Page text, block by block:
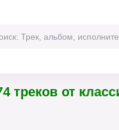
треков от